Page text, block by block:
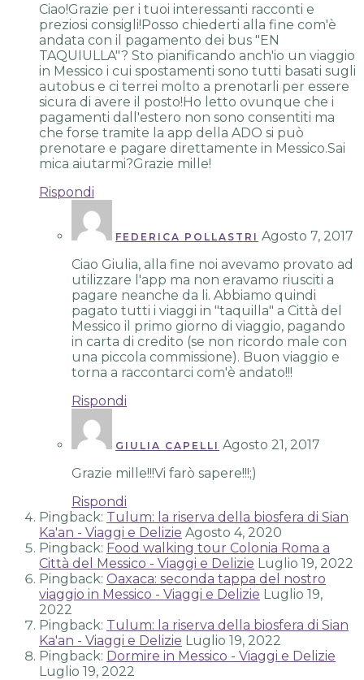
Ciao!Grazie per i tuoi interessanti racconti e
preziosi consigli!Posso chiederti alla fine com'è
andata con il pagamento dei bus "EN
TAQUIULLA"? Sto pianificando anch'io un viaggio
in Messico i cui spostamenti sono tutti basati sugli
autobus e ci terrei molto a prenotarli per essere
sicura di avere il posto!Ho letto ovunque che i
pagamenti dall'estero non sono consentiti ma
che forse tramite la app della ADO si può
prenotare e pagare direttamente in Messico.Sai
mica aiutarmi?Grazie mille!
Rispondi
FEDERICA POLLASTRI Agosto 7, 2017
Ciao Giulia, alla fine noi avevamo provato ad
utilizzare l'app ma non eravamo riusciti a
pagare neanche da li. Abbiamo quindi
pagato tutti i viaggi in "taquilla" a Città del
Messico il primo giorno di viaggio, pagando
in carta di credito (se non ricordo male con
una piccola commissione). Buon viaggio e
torna a raccontarci com'è andato!!!
Rispondi
GIULIA CAPELLI Agosto 21, 2017
Grazie mille!!!Vi farò sapere!!!;)
Rispondi
Pingback: Tulum: la riserva della biosfera di Sian
Ka'an - Viaggi e Delizie Agosto 4, 2020
Pingback: Food walking tour Colonia Roma a
Città del Messico - Viaggi e Delizie Luglio 19, 2022
Pingback: Oaxaca: seconda tappa del nostro
viaggio in Messico - Viaggi e Delizie Luglio 19,
2022
Pingback: Tulum: la riserva della biosfera di Sian
Ka'an - Viaggi e Delizie Luglio 19, 2022
Pingback: Dormire in Messico - Viaggi e Delizie
Luglio 19, 2022